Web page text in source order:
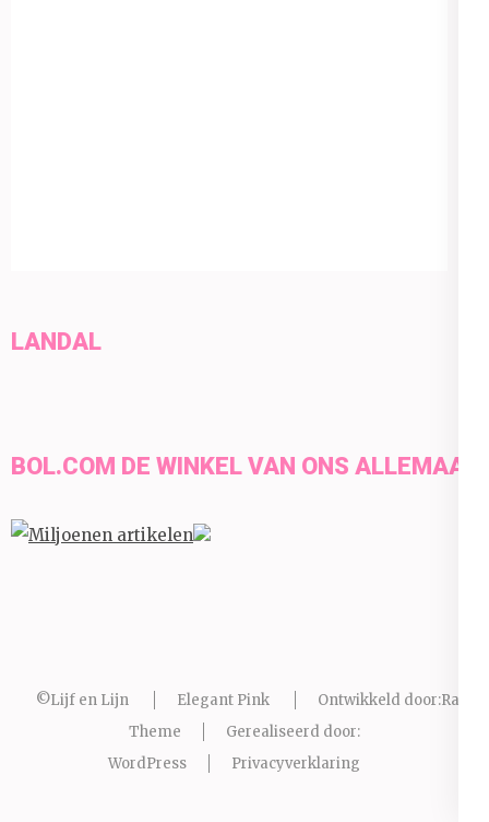
LANDAL
BOL.COM DE WINKEL VAN ONS ALLEMAAL
©Lijf en Lijn Elegant Pink Ontwikkeld door:Rara
Theme
Gerealiseerd door:
WordPress
Privacyverklaring